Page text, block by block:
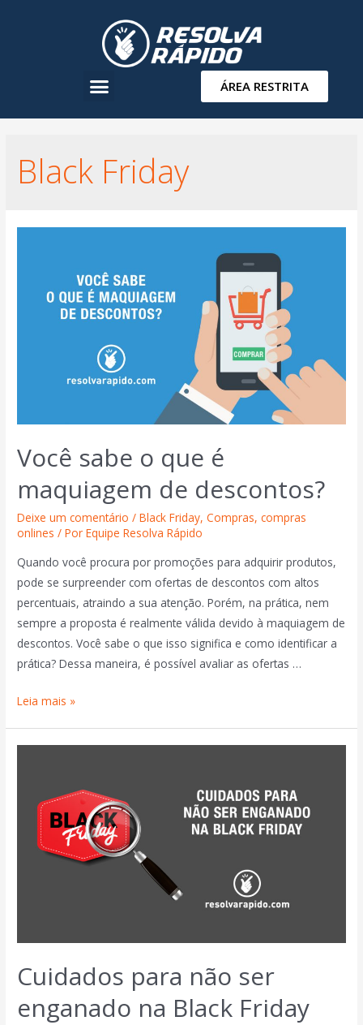
ÁREA RESTRITA
Black Friday
Você sabe o que é
maquiagem de descontos?
Deixe um comentário /Black Friday,Compras,compras
onlines / PorEquipe Resolva Rápido
Quando você procura por promoções para adquirir produtos,
pode se surpreender com ofertas de descontos com altos
percentuais, atraindo a sua atenção. Porém, na prática, nem
sempre a proposta é realmente válida devido à maquiagem de
descontos. Você sabe o que isso significa e como identificar a
prática? Dessa maneira, é possível avaliar as ofertas …
Leia mais »
Cuidados para não ser
enganado na Black Friday